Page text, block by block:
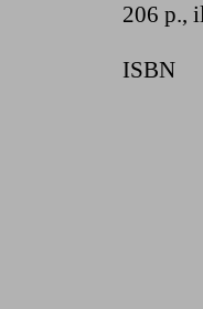
206 p.,
ISBN